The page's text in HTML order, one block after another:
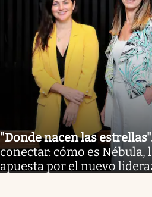
"Donde nacen las estrellas"
conectar: cómo es Nébula,
apuesta por el nuevo